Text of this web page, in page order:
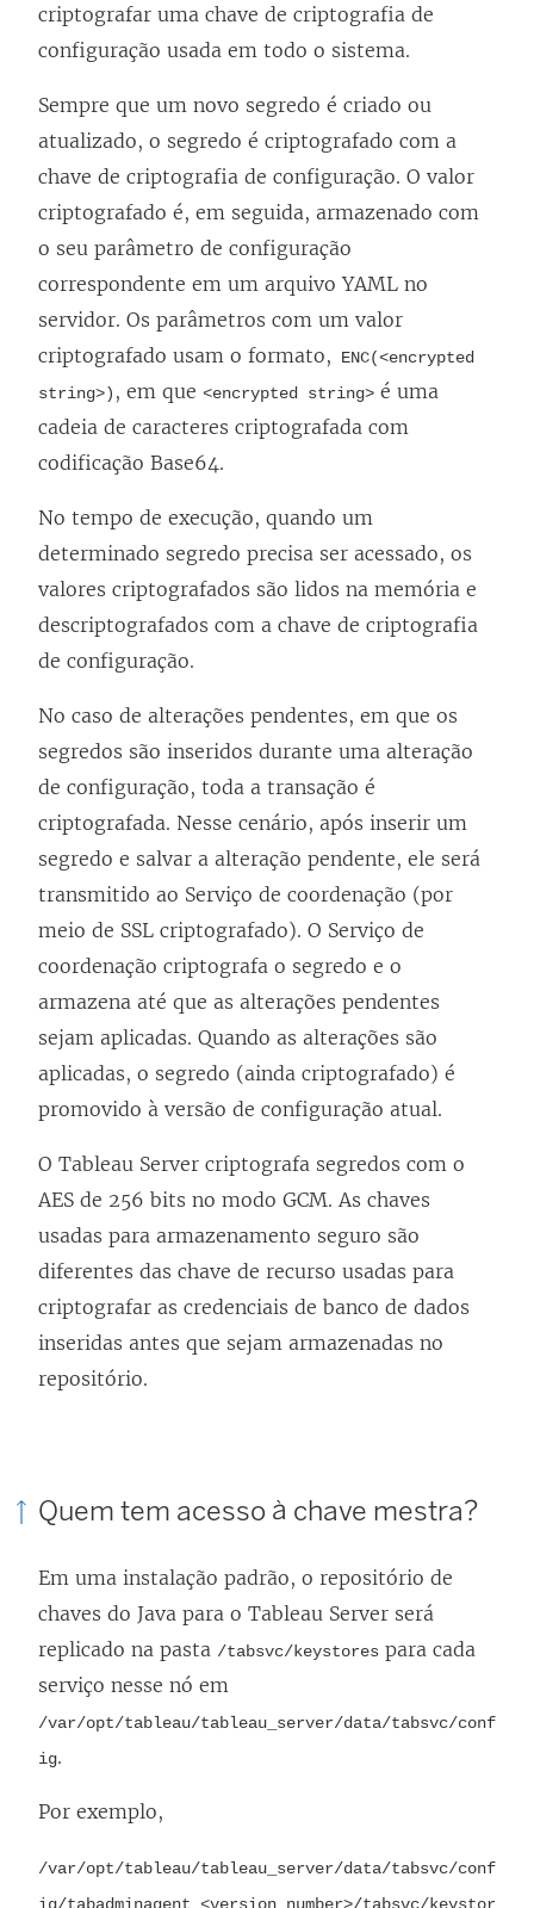
criptografar uma chave de criptografia de
configuração usada em todo o sistema.
Sempre que um novo segredo é criado ou
atualizado, o segredo é criptografado com a
chave de criptografia de configuração. O valor
criptografado é, em seguida, armazenado com
o seu parâmetro de configuração
correspondente em um arquivo YAML no
servidor. Os parâmetros com um valor
criptografado usam o formato, ENC(<encrypted
string>) , em que <encrypted string> é uma
cadeia de caracteres criptografada com
codificação Base64.
No tempo de execução, quando um
determinado segredo precisa ser acessado, os
valores criptografados são lidos na memória e
descriptografados com a chave de criptografia
de configuração.
No caso de alterações pendentes, em que os
segredos são inseridos durante uma alteração
de configuração, toda a transação é
criptografada. Nesse cenário, após inserir um
segredo e salvar a alteração pendente, ele será
transmitido ao Serviço de coordenação (por
meio de SSL criptografado). O Serviço de
coordenação criptografa o segredo e o
armazena até que as alterações pendentes
sejam aplicadas. Quando as alterações são
aplicadas, o segredo (ainda criptografado) é
promovido à versão de configuração atual.
O Tableau Server criptografa segredos com o
AES de 256 bits no modo GCM. As chaves
usadas para armazenamento seguro são
diferentes das chave de recurso usadas para
criptografar as credenciais de banco de dados
inseridas antes que sejam armazenadas no
repositório.
Quem tem acesso à chave mestra?
Em uma instalação padrão, o repositório de
chaves do Java para o Tableau Server será
replicado na pasta /tabsvc/keystores para cada
serviço nesse nó em
/var/opt/tableau/tableau_server/data/tabsvc/conf
ig.
Por exemplo,
/var/opt/tableau/tableau_server/data/tabsvc/conf